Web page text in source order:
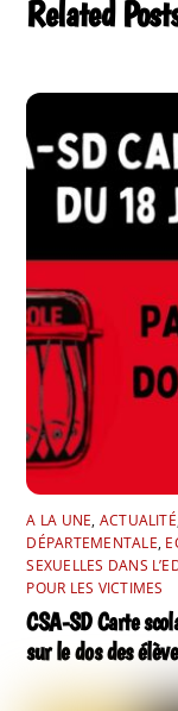
Related
A LA UNE, ACTUALITÉ
DÉPARTEMENTALE,
SEXUELLES DANS
POUR LES VICTIMES
CSA-SD Carte
sur le dos des